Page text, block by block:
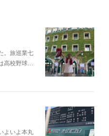
。旅巡業七
高校野球…
よいよ本丸